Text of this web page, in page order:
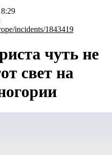
incidents/1843419
чуть не
свет на